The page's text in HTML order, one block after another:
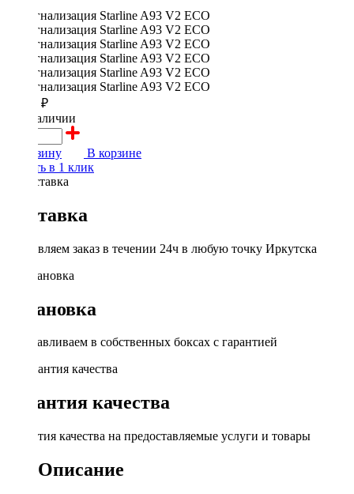
11800 ₽
в наличии
В корзину
В корзине
Купить в 1 клик
Доставка
Доставляем заказ в течении 24ч в любую точку Иркутска
Установка
Устанавливаем в собственных боксах с гарантией
Гарантия качества
Гарантия качества на предоставляемые услуги и товары
Описание